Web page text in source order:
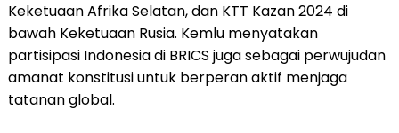
Keketuaan Afrika Selatan, dan KTT Kazan 2024 di
bawah Keketuaan Rusia. Kemlu menyatakan
partisipasi Indonesia di BRICS juga sebagai perwujudan
amanat konstitusi untuk berperan aktif menjaga
tatanan global.